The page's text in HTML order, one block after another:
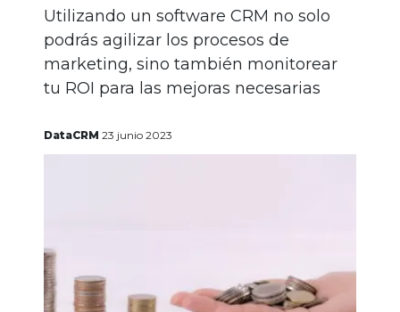
¡Hablemos!
gratis
Utilizando un software CRM no solo
podrás agilizar los procesos de
marketing, sino también monitorear
tu ROI para las mejoras necesarias
DataCRM 23 junio 2023